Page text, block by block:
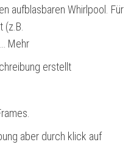
aufblasbaren Whirlpool. Für
Mehr
erstellt
aber durch klick auf